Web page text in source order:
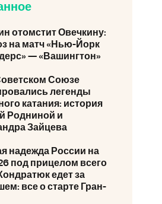
отомстит Овечкину:
на матч «Нью-Йорк
— «Вашингтон»
Союзе
легенды
катания: история
Родниной и
Зайцева
надежда России на
под прицелом всего
едет за
все о старте Гран-